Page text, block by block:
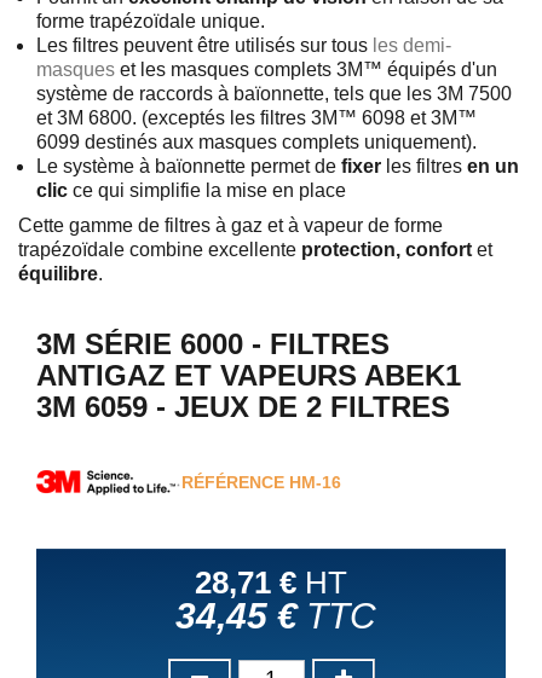
forme trapézoïdale unique.
Les filtres peuvent être utilisés sur tous les demi-
masques et les masques complets 3M™ équipés d'un
système de raccords à baïonnette, tels que les 3M 7500
et 3M 6800. (exceptés les filtres 3M™ 6098 et 3M™
6099 destinés aux masques complets uniquement).
Le système à baïonnette permet de fixer les filtres en un
clic ce qui simplifie la mise en place
Cette gamme de filtres à gaz et à vapeur de forme
trapézoïdale combine excellente protection, confort et
équilibre.
3M SÉRIE 6000 - FILTRES
ANTIGAZ ET VAPEURS ABEK1
3M 6059 - JEUX DE 2 FILTRES
RÉFÉRENCE HM-16
28,71 € HT
34,45 € TTC